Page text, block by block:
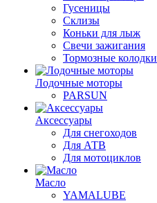
Гусеницы
Склизы
Коньки для лыж
Свечи зажигания
Тормозные колодки
Лодочные моторы
PARSUN
Аксессуары
Для снегоходов
Для АТВ
Для мотоциклов
Масло
YAMALUBE